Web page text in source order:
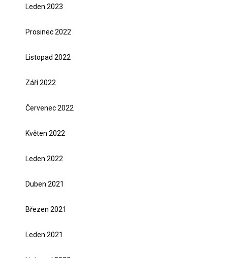
Leden 2023
Prosinec 2022
Listopad 2022
Září 2022
Červenec 2022
Květen 2022
Leden 2022
Duben 2021
Březen 2021
Leden 2021